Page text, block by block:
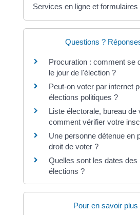
Services en ligne et formulaires
Questions ?
Procuration : comment se
le jour de l'élection ?
Peut-on voter par internet
élections politiques ?
Liste électorale, bureau de
comment vérifier votre
Une personne détenue en
droit de voter ?
Quelles sont les dates des
élections ?
Pour en savoir plus